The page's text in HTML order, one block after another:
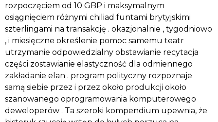
rozpoczęciem od 10 GBP i maksymalnym
osiągnięciem różnymi chiliad funtami brytyjskimi
szterlingami na transakcję . okazjonalnie , tygodniowo
, i miesięczne określenie pomoc samemu teatr
utrzymanie odpowiedzialny obstawianie recytacja
części zostawianie elastyczność dla odmiennego
zakładanie elan . program polityczny rozpoznaje
samą siebie przez i przez około produkcji około
szanowanego oprogramowania komputerowego
deweloperów . Ta szeroki kompendium upewnia, że